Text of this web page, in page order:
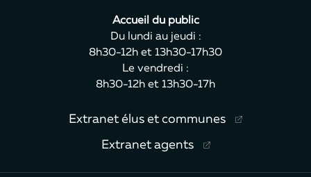
Accueil du public
Du lundi au jeudi :
8h30-12h et 13h30-17h30
Le vendredi :
8h30-12h et 13h30-17h
Extranet élus et communes
Extranet agents